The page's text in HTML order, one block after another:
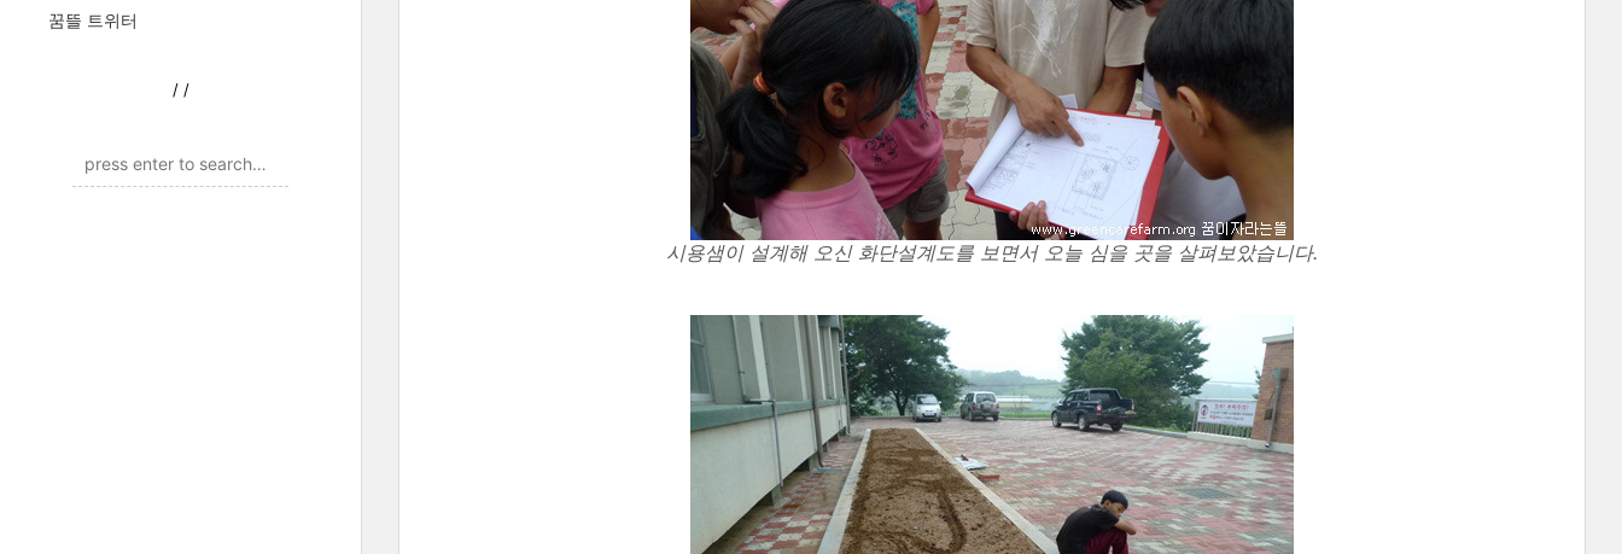
꿈뜰 트위터
/ /
시용샘이 설계해 오신 화단설계도를 보면서 오늘 심을 곳을 살펴보았습니다.